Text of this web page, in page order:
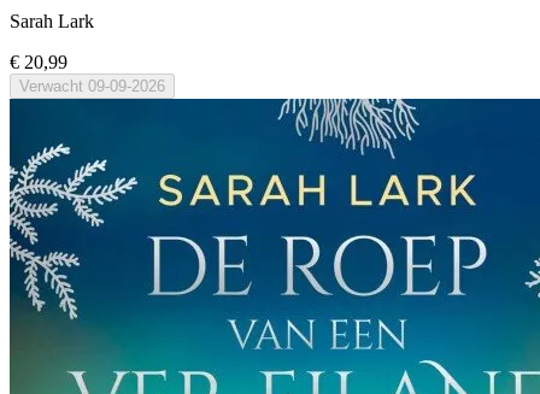
Sarah Lark
€ 20,99
Verwacht 09-09-2026